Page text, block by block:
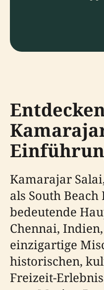
Kamarajar
als South Beach
bedeutende
Chennai,
einzigartige
historischen,
Freizeit-